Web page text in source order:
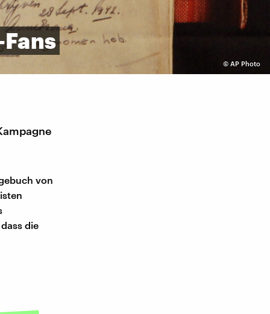
© AP Photo
von
die